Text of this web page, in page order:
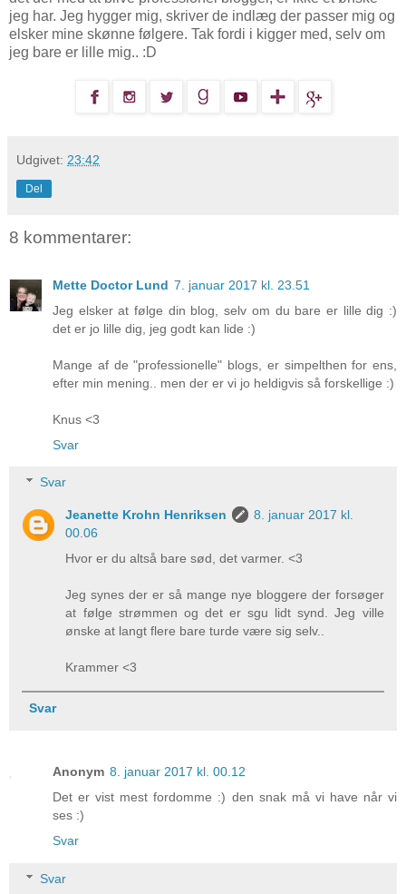
jeg har. Jeg hygger mig, skriver de indlæg der passer mig og
elsker mine skønne følgere. Tak fordi i kigger med, selv om
jeg bare er lille mig.. :D
Udgivet: 23:42
Del
8 kommentarer:
Mette Doctor Lund 7. januar 2017 kl. 23.51
Jeg elsker at følge din blog, selv om du bare er lille dig :)
det er jo lille dig, jeg godt kan lide :)
Mange af de "professionelle" blogs, er simpelthen for ens,
efter min mening.. men der er vi jo heldigvis så forskellige :)
Knus <3
Svar
Svar
Jeanette Krohn Henriksen
8. januar 2017 kl.
00.06
Hvor er du altså bare sød, det varmer. <3
Jeg synes der er så mange nye bloggere der forsøger
at følge strømmen og det er sgu lidt synd. Jeg ville
ønske at langt flere bare turde være sig selv..
Krammer <3
Svar
Anonym 8. januar 2017 kl. 00.12
Det er vist mest fordomme :) den snak må vi have når vi
ses :)
Svar
Svar